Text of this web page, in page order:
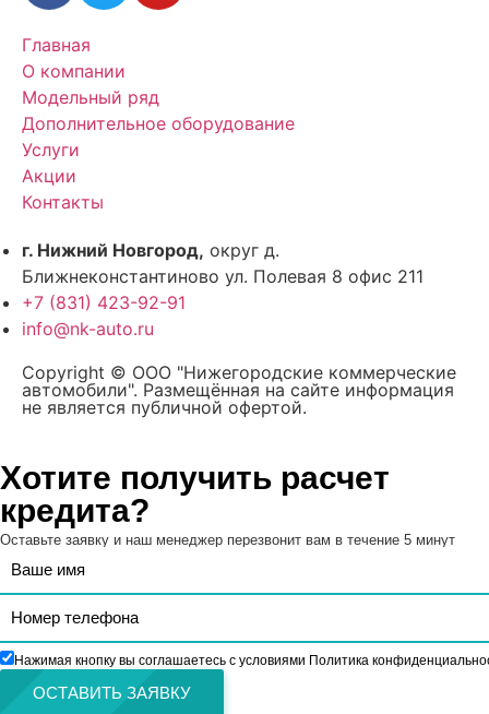
Главная
О компании
Модельный ряд
Дополнительное оборудование
Услуги
Акции
Контакты
г. Нижний Новгород, округ д.
Ближнеконстантиново ул. Полевая 8 офис 211
+7 (831) 423-92-91
info@nk-auto.ru
Copyright © ООО "Нижегородские коммерческие
автомобили". Размещённая на сайте информация
не является публичной офертой.
Хотите получить расчет
кредита?
Оставьте заявку и наш менеджер перезвонит вам в течение 5 минут
Нажимая кнопку вы соглашаетесь с условиями Политика
ОСТАВИТЬ ЗАЯВКУ